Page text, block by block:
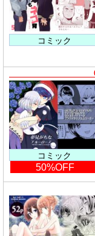
コミック
コミック
50%OFF